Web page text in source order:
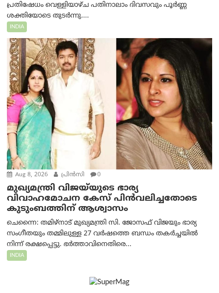
പ്രതിഷേധം വെള്ളിയാഴ്ച പതിനാലാം ദിവസവും പൂർണ്ണ
ശക്തിയോടെ തുടർന്നു....
INDIA
Aug 8, 2026 പ്രിന്‍സി 0
മുഖ്യമന്ത്രി വിജയ്‌യുടെ ഭാര്യ
വിവാഹമോചന കേസ് പിൻവലിച്ചതോടെ
കുടുംബത്തിന് ആശ്വാസം
ചെന്നൈ: തമിഴ്‌നാട് മുഖ്യമന്ത്രി സി. ജോസഫ് വിജയും ഭാര്യ
സംഗീതയും തമ്മിലുള്ള 27 വർഷത്തെ ബന്ധം തകർച്ചയിൽ
നിന്ന് രക്ഷപ്പെട്ടു. ഭർത്താവിനെതിരെ...
INDIA